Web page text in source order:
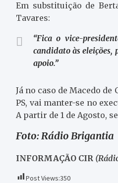
Em substituição de
Tavares:
“Fica o vice-
candidato às eleições,
apoio.”
Já no caso de Macedo
PS, vai manter-se no
A partir de 1 de Agosto,
Foto: Rádio Brigantia
INFORMAÇÃO CIR
Post Views:350